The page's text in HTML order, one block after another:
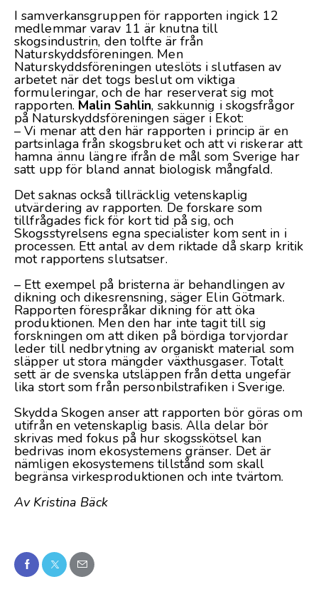
I samverkansgruppen för rapporten ingick 12
medlemmar varav 11 är knutna till
skogsindustrin, den tolfte är från
Naturskyddsföreningen. Men
Naturskyddsföreningen uteslöts i slutfasen av
arbetet när det togs beslut om viktiga
formuleringar, och de har reserverat sig mot
rapporten. Malin Sahlin, sakkunnig i skogsfrågor
på Naturskyddsföreningen säger i Ekot:
– Vi menar att den här rapporten i princip är en
partsinlaga från skogsbruket och att vi riskerar att
hamna ännu längre ifrån de mål som Sverige har
satt upp för bland annat biologisk mångfald.
Det saknas också tillräcklig vetenskaplig
utvärdering av rapporten. De forskare som
tillfrågades fick för kort tid på sig, och
Skogsstyrelsens egna specialister kom sent in i
processen. Ett antal av dem riktade då skarp kritik
mot rapportens slutsatser.
– Ett exempel på bristerna är behandlingen av
dikning och dikesrensning, säger Elin Götmark.
Rapporten förespråkar dikning för att öka
produktionen. Men den har inte tagit till sig
forskningen om att diken på bördiga torvjordar
leder till nedbrytning av organiskt material som
släpper ut stora mängder växthusgaser. Totalt
sett är de svenska utsläppen från detta ungefär
lika stort som från personbilstrafiken i Sverige.
Skydda Skogen anser att rapporten bör göras om
utifrån en vetenskaplig basis. Alla delar bör
skrivas med fokus på hur skogsskötsel kan
bedrivas inom ekosystemens gränser. Det är
nämligen ekosystemens tillstånd som skall
begränsa virkesproduktionen och inte tvärtom.
Av Kristina Bäck